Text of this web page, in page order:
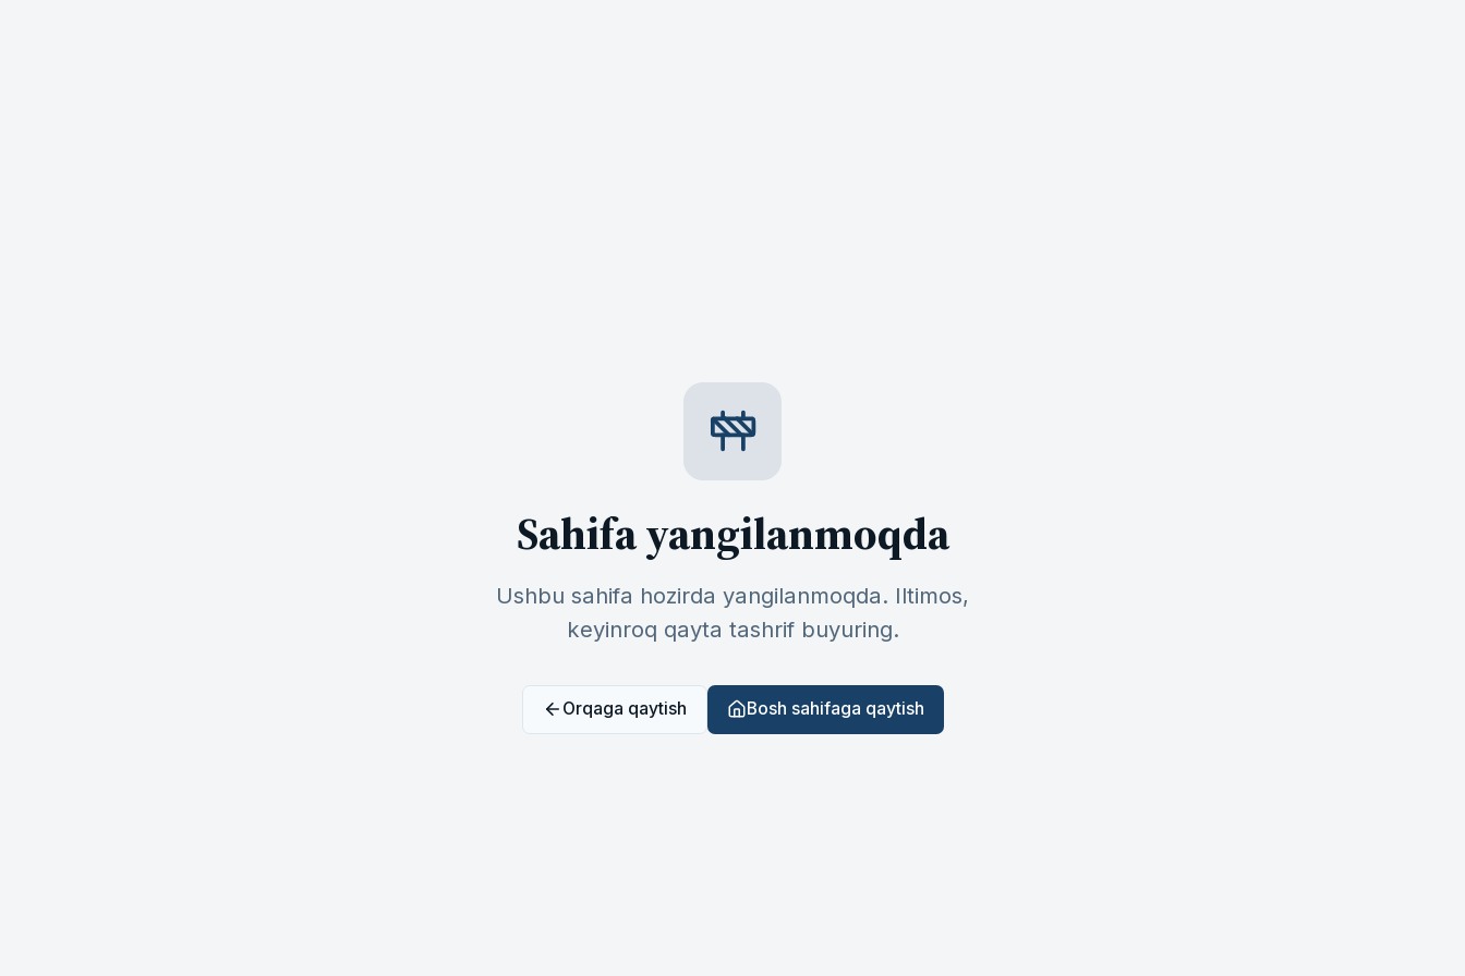
Sahifa yangilanmoqda
Ushbu sahifa hozirda yangilanmoqda. Iltimos,
keyinroq qayta tashrif buyuring.
Orqaga qaytish Bosh sahifaga qaytish